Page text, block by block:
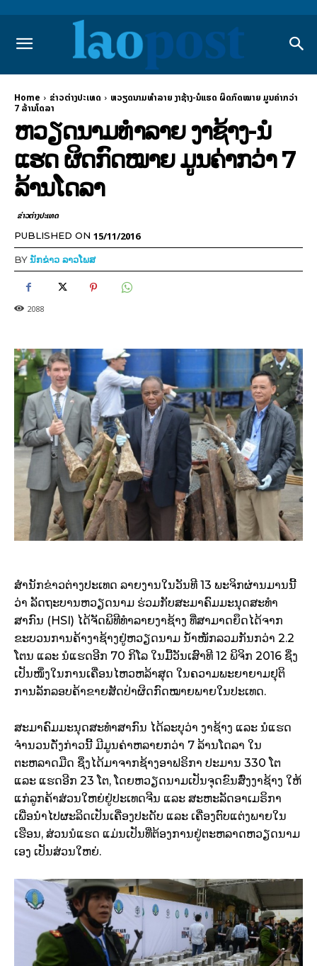
Home ຂ່າວຕ່າງປະເທດ
ຫວຽດນາມທຳລາຍ ງາຊ້າງ-ນໍແຮດ ຜິດກົດໝາຍ ມູນຄ່າກວ່າ
7 ລ້ານໂດລາ
ຫວຽດນາມທຳລາຍ ງາຊ້າງ-ນໍ
ແຮດ ຜິດກົດໝາຍ ມູນຄ່າກວ່າ 7
ລ້ານໂດລາ
ຂ່າວຕ່າງປະເທດ
PUBLISHED ON 15/11/2016
BYນັກຂ່າວ ລາວໂພສ
2088
ສຳນັກຂ່າວຕ່າງປະເທດ ລາຍງານໃນວັນທີ 13 ພະຈິກຜ່ານມານນີ້
ວ່າ ລັດຖະບານຫວຽດນາມ ຮ່ວມກັບສະມາຄົມມະນຸດສະທຳ
ສາກົນ (HSI) ໄດ້ຈັດພິທີທຳລາຍງາຊ້າງ ທີ່ສາມາດຍຶດໄດ້ຈາກ
ຂະບວນການຄ້າງາຊ້າງຢູ່ຫວຽດນາມ ນ້ຳໜັກລວມກັນກວ່າ 2.2
ໂຕນ ແລະ ນໍແຮດອີກ 70 ກິໂລ ໃນມື້ວັນເສົາທີ 12 ພິຈິກ 2016 ຊຶ່ງ
ເປັນໜຶ່ງໃນການເຄື່ອນໄຫວຫລ້າສຸດ ໃນຄວາມພະຍາຍາມຢຸຕິ
ການລັກລອບຄ້າຂາຍສັດປ່າຜິດກົດໝາຍພາຍໃນປະເທດ.
ສະມາຄົມມະນຸດສະທຳສາກົນ ໄດ້ລະບຸວ່າ ງາຊ້າງ ແລະ ນໍແຮດ
ຈຳນວນດັ່ງກ່າວນີ້ ມີມູນຄ່າຫລາຍກວ່າ 7 ລ້ານໂດລາ ໃນ
ຕະຫລາດມືດ ຊຶ່ງໄດ້ມາຈາກຊ້າງອາຟຣິກາ ປະມານ 330 ໂຕ
ແລະ ແຮດອີກ 23 ໂຕ, ໂດຍຫວຽດນາມເປັນຈຸດຂົນສົ່ງງາຊ້າງ ໃຫ້
ແກ່ລູກຄ້າສ່ວນໃຫຍ່ຢູ່ປະເທດຈີນ ແລະ ສະຫະລັດອາເມຣິກາ
ເພື່ອນຳໄປຜະລິດເປັນເຄື່ອງປະດັບ ແລະ ເຄື່ອງຕົບແຕ່ງພາຍໃນ
ເຮືອນ, ສ່ວນນໍແຮດ ແມ່ນເປັນທີ່ຕ້ອງການຢູ່ຕະຫລາດຫວຽດນາມ
ເອງ ເປັນສ່ວນໃຫຍ່.